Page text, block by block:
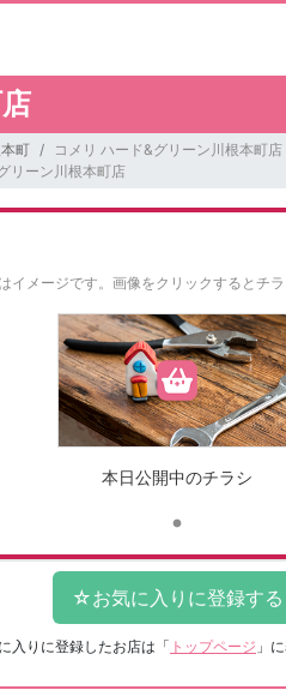
町
コメリ ハード&グリーン川根本町店
リーン川根本町店
イメージです。 画像をクリックするとチラ
本日公開中のチラシ
入りに登録したお店は 「 トップページ 」